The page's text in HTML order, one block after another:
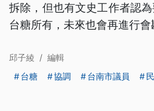
拆除，但也有文史工作者認
台糖所有，未來也會再進行會
邱子綾 / 編輯
台糖
協調 台南市議員